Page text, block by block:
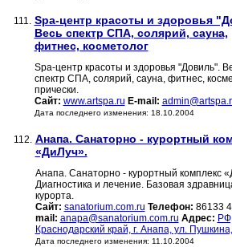
111. Spa-центр красоты и здоровья
Весь спектр СПА, солярий, сауна,
фитнес, косметолог
Spa-центр красоты и здоровья "Довиль".
спектр СПА, солярий, сауна, фитнес,
прически.
Сайт: www.artspa.ru E-mail:
Дата последнего изменения: 18.10.2004
112. Анапа. Санаторно - курортный
«ДиЛуч».
Анапа. Санаторно - курортный комплекс
Диагностика и лечение. Базовая
курорта.
Сайт: sanatorium.com.ru Телефон: 86133
mail: anapa@sanatorium.com.ru Адрес:
Краснодарский край, г. Анапа, ул.
Дата последнего изменения: 11.10.2004